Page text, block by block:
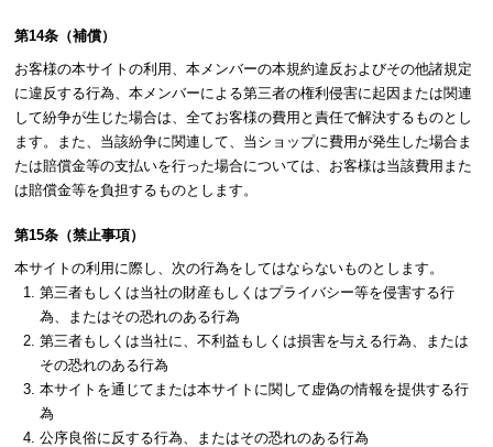
第14条（補償）
お客様の本サイトの利用、本メンバーの本規約違反およびその他諸規定
に違反する行為、本メンバーによる第三者の権利侵害に起因または関連
して紛争が生じた場合は、全てお客様の費用と責任で解決するものとし
ます。また、当該紛争に関連して、当ショップに費用が発生した場合ま
たは賠償金等の支払いを行った場合については、お客様は当該費用また
は賠償金等を負担するものとします。
第15条（禁止事項）
本サイトの利用に際し、次の行為をしてはならないものとします。
第三者もしくは当社の財産もしくはプライバシー等を侵害する行
為、またはその恐れのある行為
第三者もしくは当社に、不利益もしくは損害を与える行為、または
その恐れのある行為
本サイトを通じてまたは本サイトに関して虚偽の情報を提供する行
為
公序良俗に反する行為、またはその恐れのある行為